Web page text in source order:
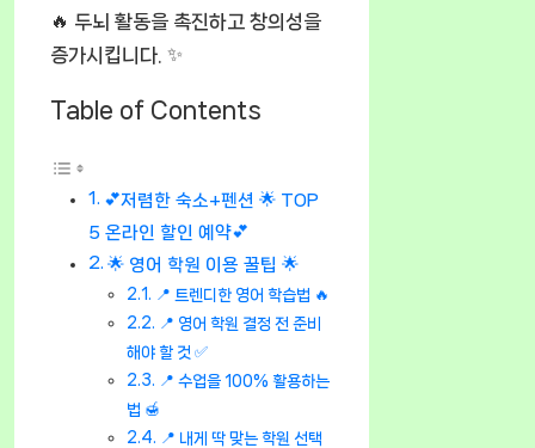
🔥 두뇌 활동을 촉진하고 창의성을
증가시킵니다. ✨
Table of Contents
💕저렴한 숙소+펜션 🌟 TOP
5 온라인 할인 예약💕
🌟 영어 학원 이용 꿀팁 🌟
📍 트렌디한 영어 학습법 🔥
📍 영어 학원 결정 전 준비
해야 할 것 ✅
📍 수업을 100% 활용하는
법 🍯
📍 내게 딱 맞는 학원 선택